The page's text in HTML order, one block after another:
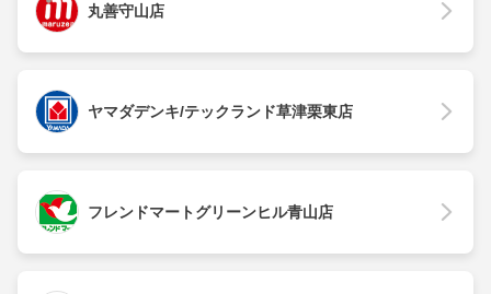
丸善守山店
ヤマダデンキ/テックランド草津栗東店
フレンドマートグリーンヒル青山店